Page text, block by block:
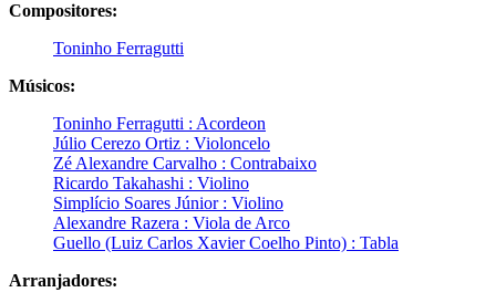
Compositores:
Toninho Ferragutti
Músicos:
Toninho Ferragutti : Acordeon
Júlio Cerezo Ortiz : Violoncelo
Zé Alexandre Carvalho : Contrabaixo
Ricardo Takahashi : Violino
Simplício Soares Júnior : Violino
Alexandre Razera : Viola de Arco
Guello (Luiz Carlos Xavier Coelho Pinto) : Tabla
Arranjadores: